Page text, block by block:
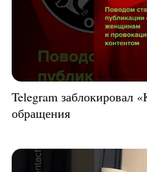
Telegram заблокировал
обращения